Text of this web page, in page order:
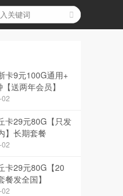
卡9元100G通用+
送两年会员】
卡29元80G【只发
】长期套餐
卡29元80G【20
餐发全国】